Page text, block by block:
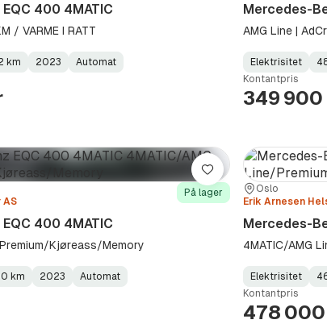
400 4MATIC
/ VARME I RATT
km 2023
Automat
Mercedes-
AMG Line |
Fuel
Type:
Elektrisitet
Model
Year:
Gearbox
Type:
Kontantpris
349 900
AS
På lager
400 4MATIC
Kjøreass/Memory
km 2023
Automat
Lagre
Sted:
Oslo
Forhandler:
Erik Arnesen
Mercedes-
4MATIC/AMG
Fuel
Type:
Elektrisitet
Model
Year:
Gearbox
Type:
Kontantpris
478